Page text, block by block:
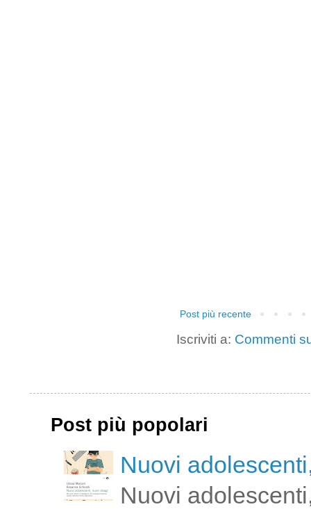
Post più recente
Iscriviti a: Commenti
Post più popolari
Nuovi
Nuovi